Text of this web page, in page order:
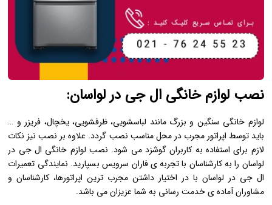
نصب لوازم خانگی ال جی در لواسان:
لوازم خانگی سنگین و بزرگ مانند لباسشویی، ظرفشویی، یخچال، فریزر و …
باید توسط اپراتور مجرب در محل مناسب نصب گردد. علاوه بر نصب نیز نکات
لازم برای استفاده به کاربران گوشزد می شود. نصب لوازم خانگی ال جی در
لواسان را به کارشناسان با تجربه ی فاران سرویس بسپارید. نمایندگی تعمیرات
ال جی در لواسان با در اختیار داشتن مجرب ترین اپراتورها، کارشناسان و
مشاوران آماده ی خدمت رسانی به شما عزیزان می باشد.